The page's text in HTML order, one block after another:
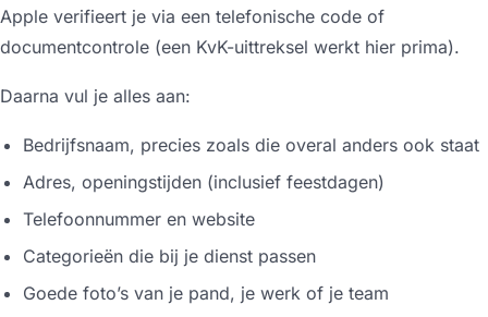
Apple verifieert je via een telefonische code of
documentcontrole (een KvK-uittreksel werkt hier prima).
Daarna vul je alles aan:
Bedrijfsnaam, precies zoals die overal anders ook staat
Adres, openingstijden (inclusief feestdagen)
Telefoonnummer en website
Categorieën die bij je dienst passen
Goede foto’s van je pand, je werk of je team